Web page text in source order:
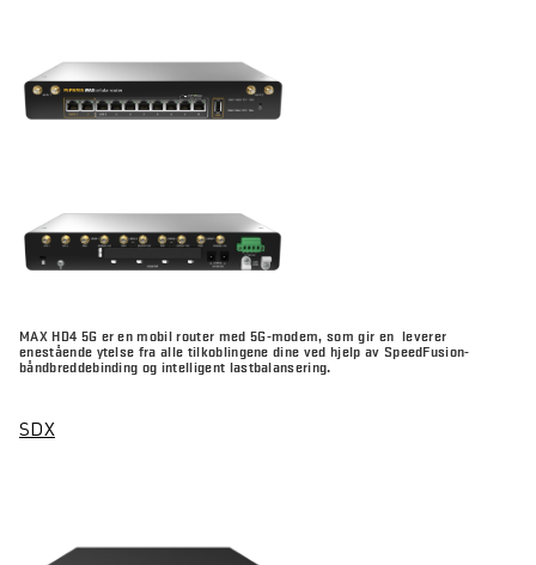
MAX HD4 5G er en mobil router med 5G-modem, som gir en leverer
enestående ytelse fra alle tilkoblingene dine ved hjelp av SpeedFusion-
båndbreddebinding og intelligent lastbalansering.
SDX